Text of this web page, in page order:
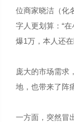
位商家晓洁（化
字人更划算：“
爆1万，本人还在
庞大的市场需求
地，也带来了阵
一方面，突然冒